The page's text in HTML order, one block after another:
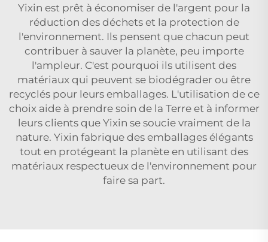
Yixin est prêt à économiser de l'argent pour la
réduction des déchets et la protection de
l'environnement. Ils pensent que chacun peut
contribuer à sauver la planète, peu importe
l'ampleur. C'est pourquoi ils utilisent des
matériaux qui peuvent se biodégrader ou être
recyclés pour leurs emballages. L'utilisation de ce
choix aide à prendre soin de la Terre et à informer
leurs clients que Yixin se soucie vraiment de la
nature. Yixin fabrique des emballages élégants
tout en protégeant la planète en utilisant des
matériaux respectueux de l'environnement pour
faire sa part.